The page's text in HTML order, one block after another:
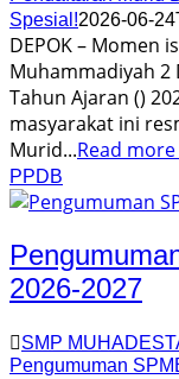
Spesial!2026-06-
DEPOK – Momen
Muhammadiyah 2
Tahun Ajaran ()
masyarakat ini
Murid...Read more
PPDB
2026-2027
SMP
Pengumuman